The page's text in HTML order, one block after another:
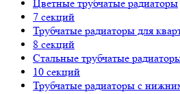
Цветные трубчатые радиаторы
7 секций
Трубчатые радиаторы для
8 секций
Стальные трубчатые
10 секций
Трубчатые радиаторы с